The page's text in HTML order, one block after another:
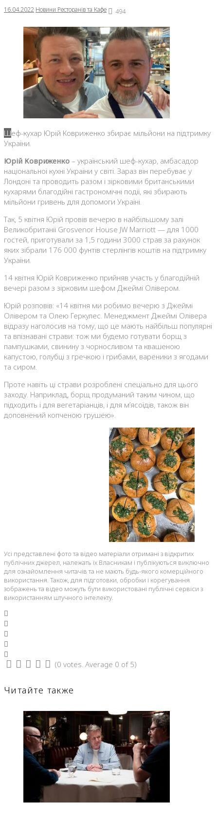
16.04.2022 Новини Ресторанів та Кафе 494
Шеф-кухар Юрій Ковриженко збирає мільйони на підтримку
України.
Юрій Ковриженко – український шеф-кухар, амбасадор
національної кухні України у світі. Зараз він перебуває у
Лондоні та проводить разом і зірковими британськими
кухарями благодійні гастрономічні події, які збирають
мільйони гривень для допомоги Україні.
Так, 5 квітня Юрій провів вечерю в найбільшому залі
Великобританії Grosvenor House JW Marriott — для 1000
гостей, приготували за 1,5 години 3000 страв за рахунок
яких зібрали 176 000 фунтів стерлінгів коштів на підтримку
України.
14 квітня Юрій Ковриженко прийняв участь у благодійній
вечері разом з зірковим шефом Джеймі Олівером.
Юрій розповів: «14 квітня ми робимо вечерю з Джеймі
Олівером та Олею Геркулес. Менеджмент Джеймі Олівера
відразу наголосив на тому, що це мають найбільш популярні
та впізнавані страви: тож ми будемо готувати борщ з
пампушками, свинину з чорносливом та квашеною
капустою, голубці з гречкою і грибами, вареники з ягодами
та сиром.
Проте навіть ці страви розроблені спеціально для цього
заходу. Наприклад, борщ продуманий таким чином, що
підходить і для вегетаріанців, і для м’ясоїдів, також він
доповнений копченою грушею».
Усі представлені фото та відео матеріали отримані з відкритих
публічних джерел, належать їх Власникам і публікуються виключно
для ознайомлення читачів та не мають будь-якого комерційного
використання. Також, для підготовки, обробки і корегування
зображень та відео можуть бути використовані публічні сервіси з
використанням штучного інтелекту.
(0 votes . Average 0 of 5)
Читайте также